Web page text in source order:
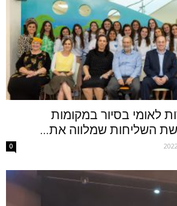
לאומי בסיור במקומות
השליחות שמלווה את...
0